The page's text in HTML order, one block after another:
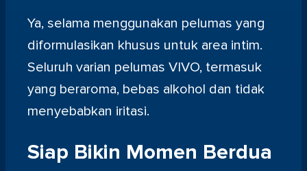
Ya, selama menggunakan pelumas yang
diformulasikan khusus untuk area intim.
Seluruh varian pelumas VIVO, termasuk
yang beraroma, bebas alkohol dan tidak
menyebabkan iritasi.
Siap Bikin Momen Berdua